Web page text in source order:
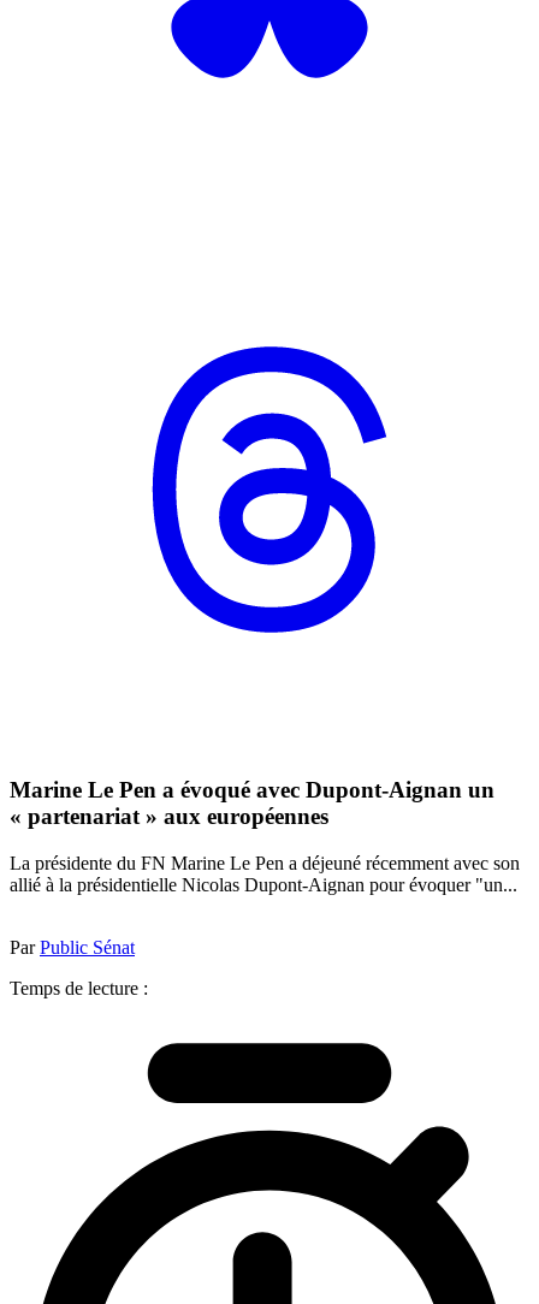
Marine Le Pen a évoqué avec Dupont-Aignan un
« partenariat » aux européennes
La présidente du FN Marine Le Pen a déjeuné récemment avec son
allié à la présidentielle Nicolas Dupont-Aignan pour évoquer "un...
ParPublic Sénat
Temps de lecture :